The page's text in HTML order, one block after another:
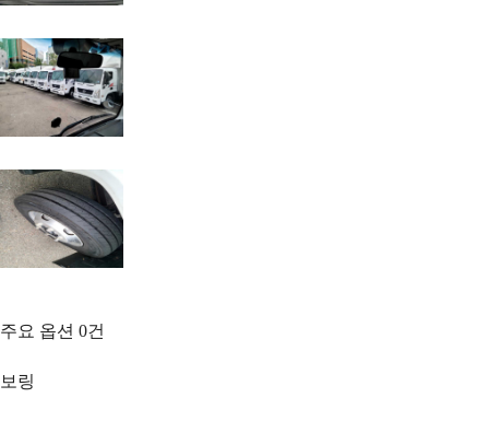
주요 옵션 0건
보링